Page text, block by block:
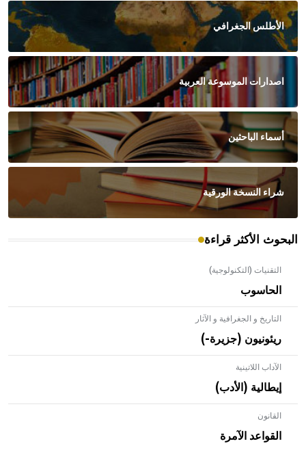
الأطلس الجغرافي
اصدارات الموسوعة العربية
أسماء الباحثين
شراء النسخة الورقية
البحوث الأكثر قراءة
التقنيات (التكنولوجية)
الحاسوب
التاريخ و الجغرافية و الآثار
ريئونيون (جزيرة-)
الآداب اللاتينية
إيطالية (الأدب)
القانون
القواعد الآمرة
- هل تعلم أن الأبلق نوع من الفنون الهندسية التي ارتبطت
بالعمارة الإسلامية في بلاد الشام ومصر خاصة، حيث يحرص
المعمار على بناء مداميكه وخاصة في الواجهات